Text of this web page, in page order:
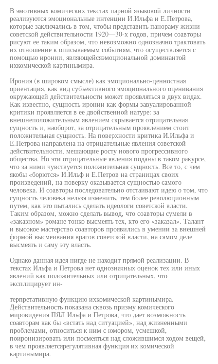
В эмотивных комических текстах парной языковой личности
реализуются эмоциональные интенции И.Ильфа и Е.Петрова,
которые заключались в том, чтобы представить панораму жизни
советской действительности 1920—30-х годов, причем соавторы
рисуют ее таким образом, что невозможно однозначно трактовать
их отношение к описываемым событиям, что осуществляется с
помощью иронии, являющейсяэмоциональной доминантой
ихкомической картинымира.
Ирония (в широком смысле) как эмоционально-ценностная
ориентация, как вид субъективного эмоционального оценивания
окружающей действительности может проявляться в двух видах.
Как известно, сущность иронии как формы завуалированной
критики проявляется в ее двойственной натуре: за
внешнеположительным явлением скрывается отрицательная
сущность и, наоборот, за отрицательным проявлением стоит
положительная сущность. На поверхности критика И.Ильфа и
Е.Петрова направлена на отрицательные явления советской
действительности, мешающие росту нового прогрессивного
общества. Но эти отрицательные явления поданы в таком ракурсе,
что за ними чувствуется положительная сущность. Все то, с чем
якобы «борются» И.Ильф и Е.Петров на страницах своих
произведений, на поверку оказывается сущностью самого
человека. И соавторы последовательно отстаивают идею о том, что
сущность человека нельзя изменить, тем более революционным
путем, как это пытались сделать идеологи советской власти.
Таким образом, можно сделать вывод, что соавторы сумели в
«заказном» романе тонко высмеять тех, кто его «заказал». Талант
и высокое мастерство соавторов проявились в умении за внешней
формой высмеивания врагов советской власти, на самом деле
высмеять и саму эту власть.
Однако данная идея нигде не находит прямой реализации. В
текстах Ильфа и Петрова нет однозначных оценок тех или иных
явлений как положительных или отрицательных, что
эксплицирует ин-
терпретативную функцию ихкомической картинымира.
Действительность показана сквозь призму комического
мировидения ПЯЛ Ильфа и Петрова, что дает возможность
соавторам как бы «встать над ситуацией», над жизненными
проблемами, относиться к ним с юмором, усмешкой,
поиронизировать или посмеяться над сложившимся ходом вещей,
в чем проявляетсярегулятивная функция их комической
картинымира.